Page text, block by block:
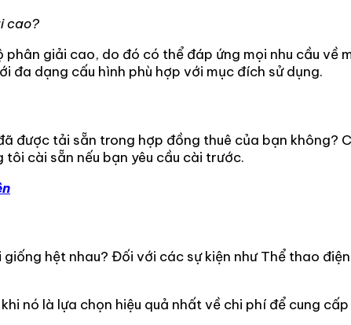
cao?
giải cao, do đó có thể đáp ứng mọi nhu cầu về
đa dạng cấu hình phù hợp với mục đích sử dụng.
được tải sẵn trong hợp đồng thuê của bạn
cài sẵn nếu bạn yêu cầu cài trước.
hệt nhau? Đối với các sự kiện như Thể thao
nó là lựa chọn hiệu quả nhất về chi phí để cung